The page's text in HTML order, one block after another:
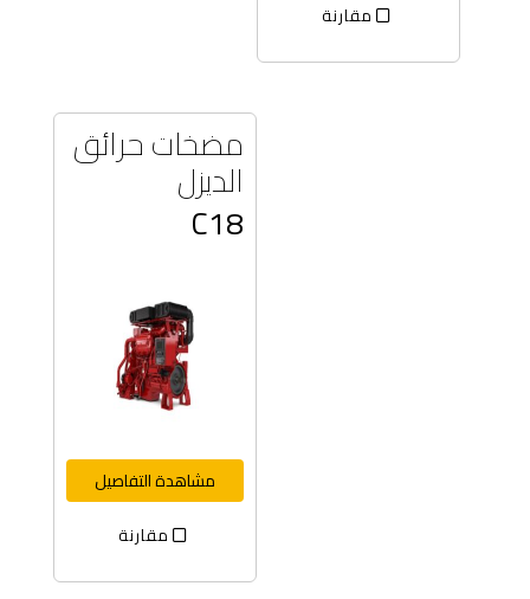
مقارنة
مضخات حرائق
الديزل
C18
مشاهدة التفاصيل
مقارنة